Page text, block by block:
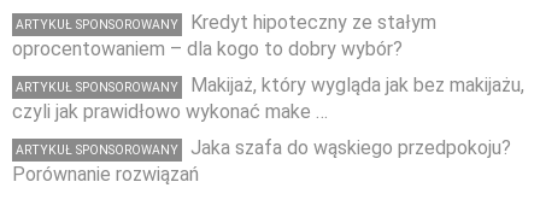
ARTYKUŁ SPONSOROWANY
Kredyt hipoteczny ze stałym
oprocentowaniem – dla kogo to dobry wybór?
ARTYKUŁ SPONSOROWANY
Makijaż, który wygląda jak bez makijażu,
czyli jak prawidłowo wykonać make …
ARTYKUŁ SPONSOROWANY
Jaka szafa do wąskiego przedpokoju?
Porównanie rozwiązań